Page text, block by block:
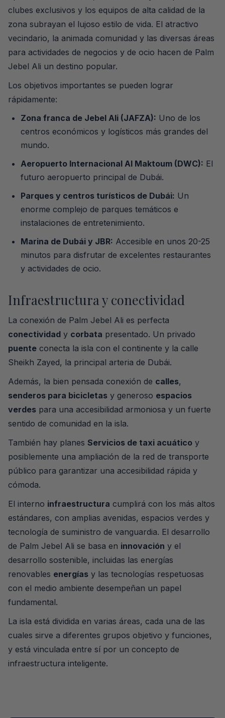
clubes exclusivos y los equipos de alta calidad de la
zona subrayan el lujoso estilo de vida. El atractivo
vecindario, la animada comunidad y las diversas áreas
para actividades de negocios y de ocio hacen de Palm
Jebel Ali un destino popular.
Los objetivos importantes se pueden lograr
rápidamente:
Zona franca de Jebel Ali (JAFZA): Uno de los
centros económicos y logísticos más grandes del
mundo.
Aeropuerto Internacional Al Maktoum (DWC): El
futuro aeropuerto principal de Dubái.
Parques y centros turísticos de Dubái: Un
enorme complejo de parques temáticos e
instalaciones de entretenimiento.
Marina de Dubái y JBR: Accesible en unos 20-25
minutos para disfrutar de excelentes restaurantes
y actividades de ocio.
Infraestructura y conectividad
La conexión de Palm Jebel Ali es perfecta
conectividad y corbata presentado. Un privado
puente conecta la isla con el continente y la calle
Sheikh Zayed, la principal arteria de Dubái.
Además, la bien pensada conexión de calles,
senderos para bicicletas y generoso espacios
verdes para una accesibilidad armoniosa y un fuerte
sentido de comunidad en la isla.
También hay planes Servicios de taxi acuático y
posiblemente una ampliación de la red de transporte
público para garantizar una accesibilidad rápida y
cómoda.
El interno infraestructura cumplirá con los más altos
estándares, con amplias avenidas, espacios verdes y
tecnología de suministro de vanguardia. El desarrollo
de Palm Jebel Ali se basa en innovación y el
desarrollo sostenible, incluidas las energías
renovables energías y las tecnologías respetuosas
con el medio ambiente desempeñan un papel
fundamental.
La isla está dividida en varias áreas, cada una de las
cuales sirve a diferentes grupos objetivo y funciones,
y está vinculada entre sí por un concepto de
infraestructura inteligente.